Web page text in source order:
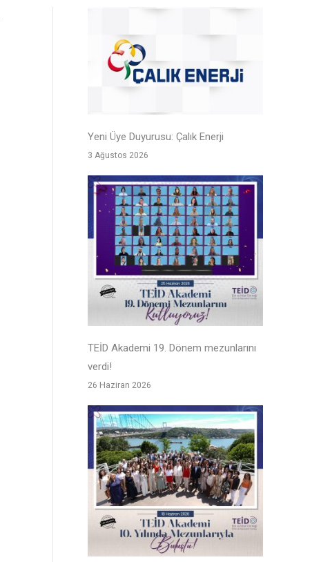
Yeni Üye Duyurusu: Çalık Enerji
3 Ağustos 2026
TEİD Akademi 19. Dönem mezunlarını
verdi!
26 Haziran 2026